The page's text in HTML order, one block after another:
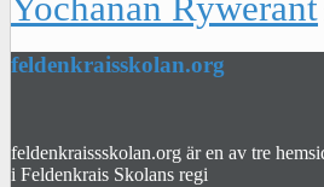
feldenkraisskolan.org
feldenkraissskolan.org är en av tre
i Feldenkrais Skolans regi